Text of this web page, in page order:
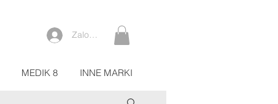
Zaloguj się
MEDIK 8 INNE MARKI